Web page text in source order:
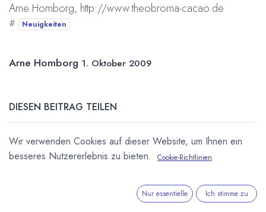
Arne Homborg, http://www.theobroma-cacao.de
# Neuigkeiten
Arne Homborg 1. Oktober 2009
DIESEN BEITRAG TEILEN
Wir verwenden Cookies auf dieser Website, um Ihnen ein
besseres Nutzererlebnis zu bieten.
Cookie-Richtlinien
Nur essentielle Ich stimme zu